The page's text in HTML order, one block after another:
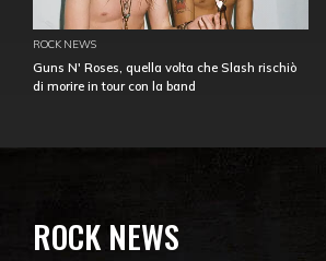
ROCK NEWS
Guns N' Roses, quella volta che Slash rischiò
di morire in tour con la band
ROCK NEWS